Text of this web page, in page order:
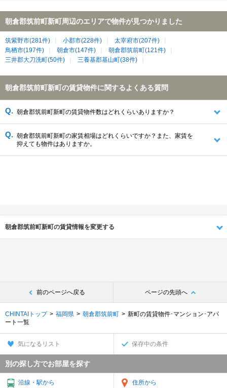
朝倉郡筑前町新町周辺のエリアで物件が見つかりました
筑紫野市(281件) 小郡市(228件)
太宰府市(207件)
鳥栖市(197件)
朝倉市(147件)
朝倉郡筑前町(121件)
三井郡大刀洗町(50件)
三養基郡基山町(38件)
朝倉郡筑前町新町の賃貸物件に関するよくある質問
朝倉郡筑前町新町の賃貸物件数はどれくらいありますか？
朝倉郡筑前町新町の家賃相場はどれくらいですか？また、家賃を
抑えても物件はありますか。
朝倉郡筑前町新町の賃貸情報を変更する
前のページへ戻る ページの先頭へ
CHINTAIトップ 福岡県 朝倉郡筑前町
新町の賃貸物件･マンション･アパ
ート一覧
気になるリスト 保存中の条件
別の探し方でお部屋を探す
沿線・駅から 住所から